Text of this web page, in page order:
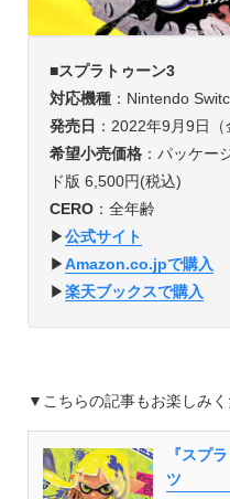
■スプラトゥーン3
対応機種：Nintendo
発売日 ：2022年9月9日（
希望小売価格：パッケー
ド版 6,500円(税込)
CERO：全年齢
▶︎公式サイト
▶︎Amazon.co.jpで購入
▶︎楽天ブックスで購入
▼ こちらの記事もお楽しみく
『スプ
ツ